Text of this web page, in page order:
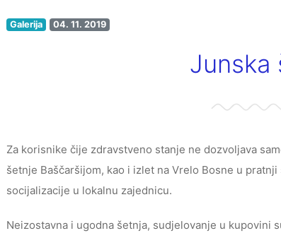
Galerija 04. 11. 2019
Junska
Za korisnike čije zdravstveno stanje ne dozvoljava
šetnje Baščaršijom, kao i izlet na Vrelo Bosne u
socijalizacije u lokalnu zajednicu.
Neizostavna i ugodna šetnja, sudjelovanje u kupovini